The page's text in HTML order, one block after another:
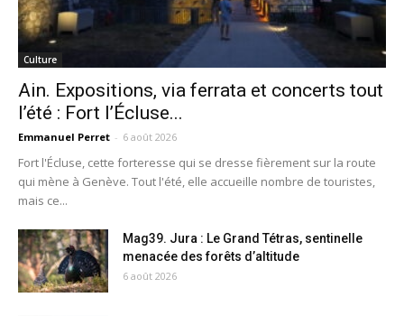
Culture
Ain. Expositions, via ferrata et concerts tout
l’été : Fort l’Écluse...
Emmanuel Perret - 6 août 2026
Fort l'Écluse, cette forteresse qui se dresse fièrement sur la route
qui mène à Genève. Tout l'été, elle accueille nombre de touristes,
mais ce...
Mag39. Jura : Le Grand Tétras, sentinelle
menacée des forêts d’altitude
6 août 2026